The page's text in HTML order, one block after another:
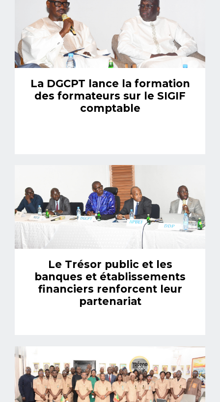
La DGCPT lance la formation
des formateurs sur le SIGIF
comptable
Le Trésor public et les
banques et établissements
financiers renforcent leur
partenariat